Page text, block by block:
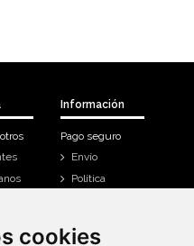
cookies
cookies
Información
Pago seguro
Envío
Política
Historial de